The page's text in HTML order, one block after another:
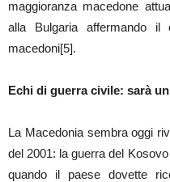
maggioranza macedone
alla Bulgaria affermando il
macedoni[5].
Echi di guerra civile: sarà
La Macedonia sembra oggi
del 2001: la guerra del
quando il paese dovette